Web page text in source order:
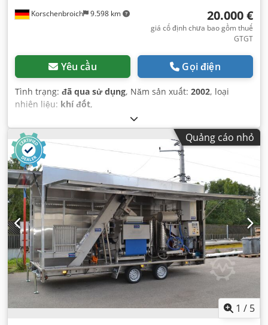
Korschenbroich 9.598 km 20.000 €
giá cố định chưa bao gồm thuế
GTGT
Yêu cầu Gọi điện
Tình trạng: đã qua sử dụng, Năm sản xuất: 2002, loại
nhiên liệu: khí đốt,
Quảng cáo nhỏ
1 / 5